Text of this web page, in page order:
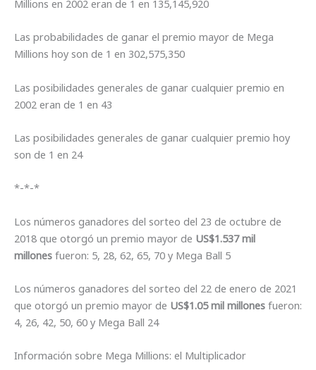
Millions en 2002 eran de 1 en 135,145,920
Las probabilidades de ganar el premio mayor de Mega
Millions hoy son de 1 en 302,575,350
Las posibilidades generales de ganar cualquier premio en
2002 eran de 1 en 43
Las posibilidades generales de ganar cualquier premio hoy
son de 1 en 24
*-*-*
Los números ganadores del sorteo del 23 de octubre de
2018 que otorgó un premio mayor de US$1.537 mil
millones fueron: 5, 28, 62, 65, 70 y Mega Ball 5
Los números ganadores del sorteo del 22 de enero de 2021
que otorgó un premio mayor de US$1.05 mil millones fueron:
4, 26, 42, 50, 60 y Mega Ball 24
Información sobre Mega Millions: el Multiplicador